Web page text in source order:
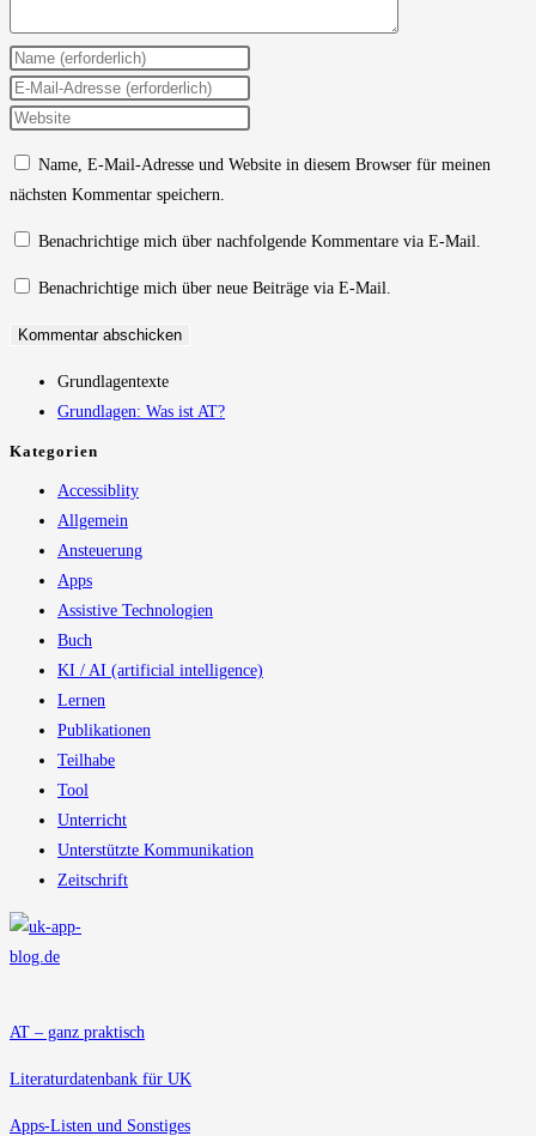
Gib
deinen
Namen
Benutzernamen
Kommentieren
Gib
deine
zum
ein
Gib
ein
Name, E-Mail-Adresse und Website in diesem Browser für meinen
nächsten Kommentar speichern.
Benachrichtige mich über nachfolgende Kommentare via E-Mail.
Benachrichtige mich über neue Beiträge via E-Mail.
Grundlagentexte
Grundlagen: Was ist AT?
Kategorien
Accessiblity
Allgemein
Ansteuerung
Apps
Assistive Technologien
Buch
KI / AI (artificial intelligence)
Lernen
Publikationen
Teilhabe
Tool
Unterricht
Unterstützte Kommunikation
Zeitschrift
AT – ganz praktisch
Literaturdatenbank für UK
Apps-Listen und Sonstiges